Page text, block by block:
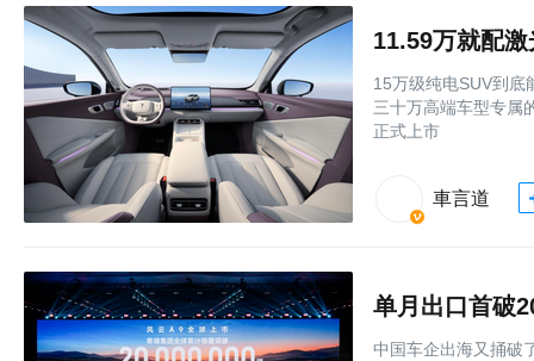
11.59万就配
15万级纯电SUV到底
三十万高端车型专属
正式上市
車言道
单月出口首破
中国车企出海又捅破